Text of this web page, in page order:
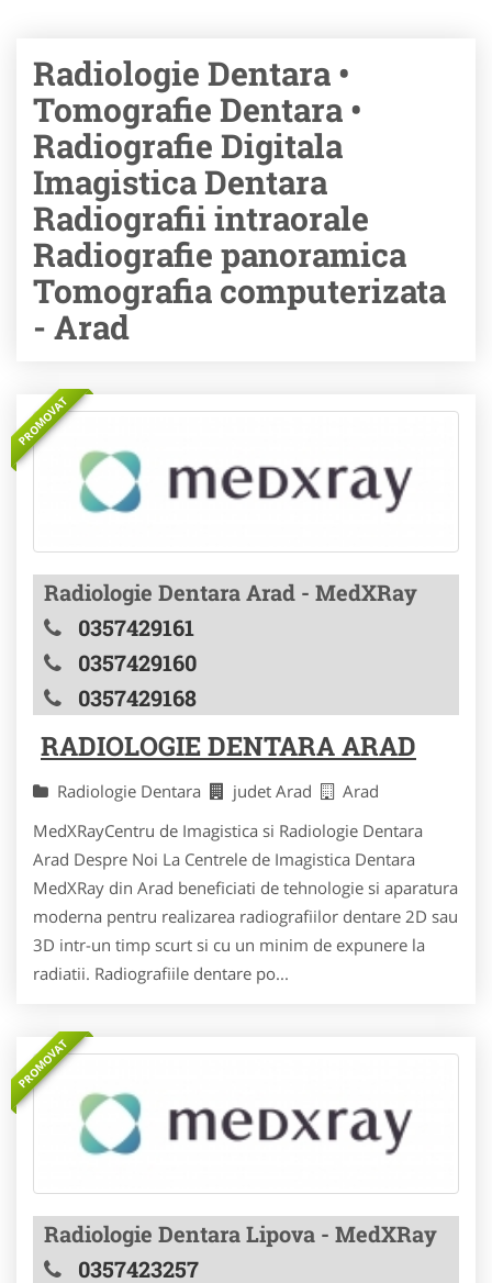
Radiologie Dentara •
Tomografie Dentara •
Radiografie Digitala
Imagistica Dentara
Radiografii intraorale
Radiografie panoramica
Tomografia computerizata
- Arad
PROMOVAT
Radiologie Dentara Arad - MedXRay
0357429161
0357429160
0357429168
RADIOLOGIE DENTARA ARAD
Radiologie Dentara judet Arad
Arad
MedXRayCentru de Imagistica si Radiologie Dentara
Arad Despre Noi La Centrele de Imagistica Dentara
MedXRay din Arad beneficiati de tehnologie si aparatura
moderna pentru realizarea radiografiilor dentare 2D sau
3D intr-un timp scurt si cu un minim de expunere la
radiatii. Radiografiile dentare po...
PROMOVAT
Radiologie Dentara Lipova - MedXRay
0357423257